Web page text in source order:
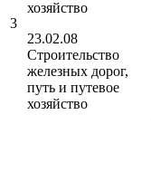
3
хозяйство
23.02.08
Строительство
железных дорог,
путь и путевое
хозяйство